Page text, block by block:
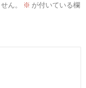
ん。 ※ が付いている欄